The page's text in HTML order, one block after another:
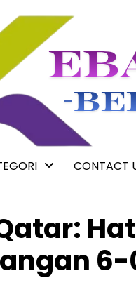
CONTACT
6-